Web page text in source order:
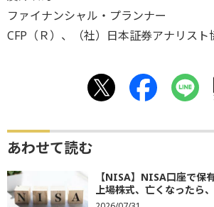
ファイナンシャル・プランナー
CFP（Ｒ）、（社）日本証券アナリスト
あわせて読む
【NISA】NISA口座で保
上場株式、亡くなったら